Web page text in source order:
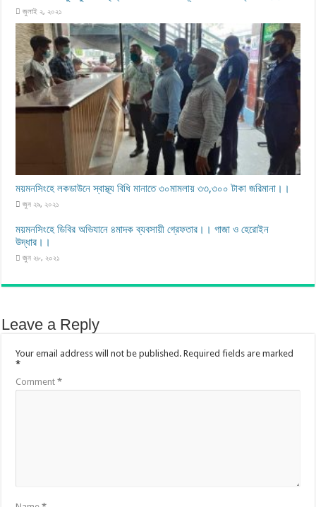
জুলাই ২, ২০২১
ময়মনসিংহে লকডাউনে স্বাস্থ্য বিধি মানাতে ৩০মামলায় ৩৩,৩০০ টাকা জরিমানা।।
জুন ২৯, ২০২১
ময়মনসিংহে ডিবির অভিযানে ৪মাদক ব্যবসায়ী গ্রেফতার।। গাজা ও হেরোইন
উদ্ধার।।
জুন ২৮, ২০২১
Leave a Reply
Your email address will not be published. Required fields are marked
*
Comment*